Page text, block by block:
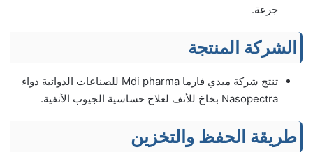
جرعة.
الشركة المنتجة
تنتج شركة ميدي فارما Mdi pharma للصناعات الدوائية دواء
Nasopectra بخاخ للأنف لعلاج حساسية الجيوب الأنفية.
طريقة الحفظ والتخزين